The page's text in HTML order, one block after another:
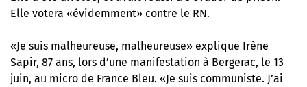
Elle votera «évidemment» contre le RN.
«Je suis malheureuse, malheureuse» explique Irène
Sapir, 87 ans, lors d’une manifestation à Bergerac, le 13
juin, au micro de France Bleu. «Je suis communiste. J’ai